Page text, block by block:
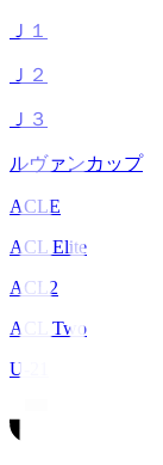
Ｊ１
Ｊ２
Ｊ３
ルヴァンカップ
ACLE
ACL Elite
ACL2
ACL Two
U-21